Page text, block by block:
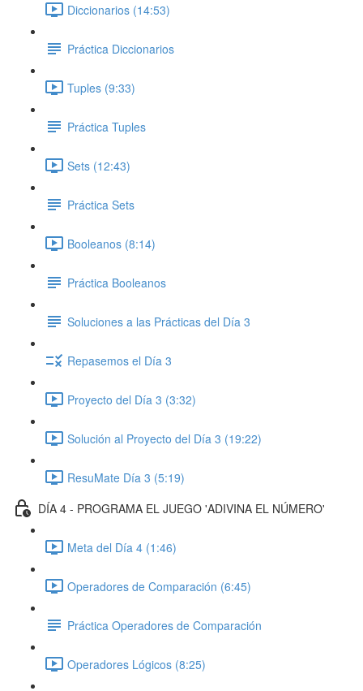
Diccionarios (14:53)
Práctica Diccionarios
Tuples (9:33)
Práctica Tuples
Sets (12:43)
Práctica Sets
Booleanos (8:14)
Práctica Booleanos
Soluciones a las Prácticas del Día 3
Repasemos el Día 3
Proyecto del Día 3 (3:32)
Solución al Proyecto del Día 3 (19:22)
ResuMate Día 3 (5:19)
DÍA 4 - PROGRAMA EL JUEGO 'ADIVINA EL NÚMERO'
Meta del Día 4 (1:46)
Operadores de Comparación (6:45)
Práctica Operadores de Comparación
Operadores Lógicos (8:25)